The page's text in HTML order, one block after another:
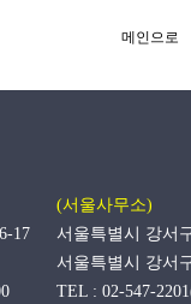
메인으로
17
(서울사무소)
서울특별시 강서
서울특별시 강서
TEL : 02-547-